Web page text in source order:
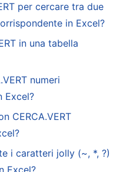
per cercare tra due
in Excel?
in una tabella
numeri
Excel?
CERCA.VERT
i caratteri jolly (~, *, ?)